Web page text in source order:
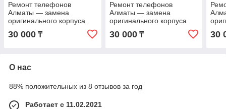
Ремонт телефонов
Алматы — замена
оригинального корпуса
гарантией
30 000 ₸
Ремонт телефонов
Алматы — замена
оригинального корпуса
iPhone 17 Air с гарантией
30 000₸ 30
О нас
88% положительных из 8 отзывов за год
Работает с 11.02.2021